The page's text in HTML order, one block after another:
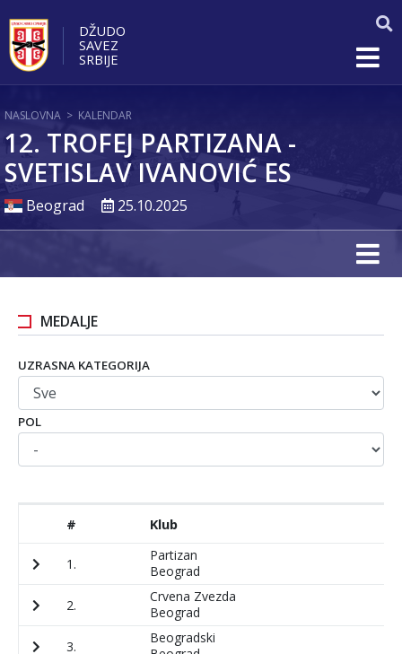
DŽUDO
SAVEZ
SRBIJE
NASLOVNA > KALENDAR
12. TROFEJ PARTIZANA -
SVETISLAV IVANOVIĆ ES
Beograd 25.10.2025
MEDALJE
UZRASNA KATEGORIJA
POL
# Klub
1.
Partizan
Beograd
2.
Crvena Zvezda
Beograd
3.
Beogradski